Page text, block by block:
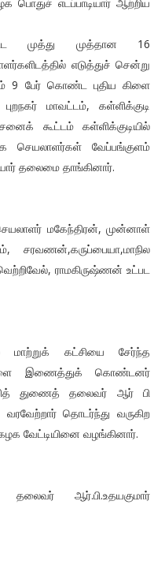
முத்து முத்தான 16
எடுத்துச் சென்று
9 பேர் கொண்ட புதிய கிளை
மாவட்டம், கள்ளிக்குடி
கூட்டம் கள்ளிக்குடியில்
செயலாளர்கள் வேப்பங்குளம்
தலைமை தாங்கினார்.
மகேந்திரன், முன்னாள்
சரவணன்,கருப்பையா,மாநில
ராமகிருஷ்ணன் உட்பட
மாற்றுக் கட்சியை சேர்ந்த
இணைத்துக் கொண்டனர்
துணைத் தலைவர் ஆர் பி
தொடர்ந்து வருகிற
வேட்டியினை வழங்கினார்.
ஆர்.பி.உதயகுமார்